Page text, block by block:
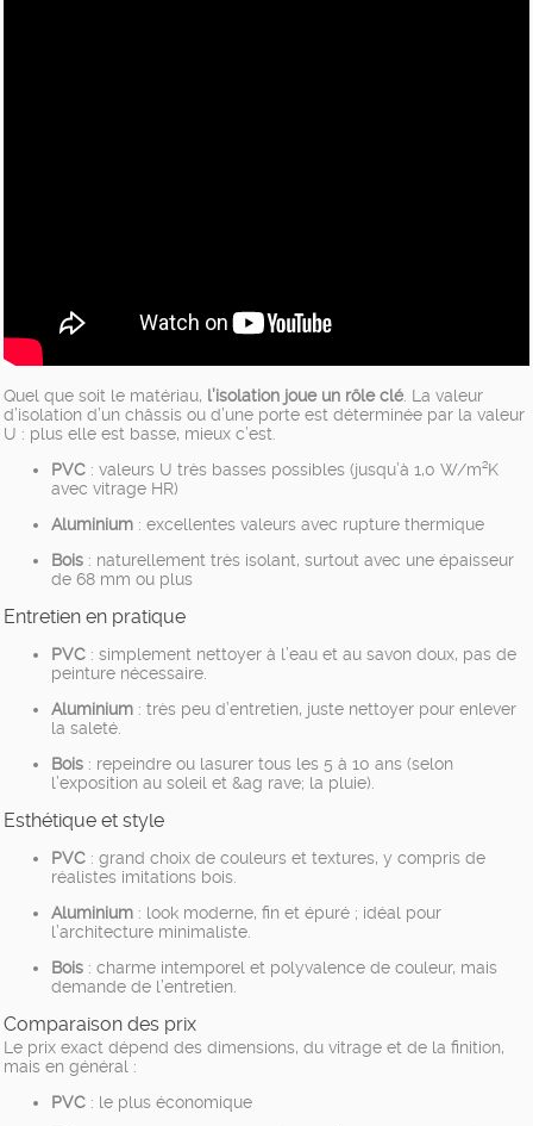
Quel que soit le matériau, l’isolation joue un rôle clé . La valeur
d’isolation d’un châssis ou d’une porte est déterminée par la valeur
U : plus elle est basse, mieux c’est.
PVC : valeurs U très basses possibles (jusqu’à 1,0 W/m²K
avec vitrage HR)
Aluminium : excellentes valeurs avec rupture thermique
Bois : naturellement très isolant, surtout avec une épaisseur
de 68 mm ou plus
Entretien en pratique
PVC : simplement nettoyer à l’eau et au savon doux, pas de
peinture nécessaire.
Aluminium : très peu d’entretien, juste nettoyer pour enlever
la saleté.
Bois : repeindre ou lasurer tous les 5 à 10 ans (selon
l’exposition au soleil et &ag rave; la pluie).
Esthétique et style
PVC : grand choix de couleurs et textures, y compris de
réalistes imitations bois.
Aluminium : look moderne, fin et épuré ; idéal pour
l’architecture minimaliste.
Bois : charme intemporel et polyvalence de couleur, mais
demande de l’entretien.
Comparaison des prix
Le prix exact dépend des dimensions, du vitrage et de la finition,
mais en général :
PVC : le plus économique